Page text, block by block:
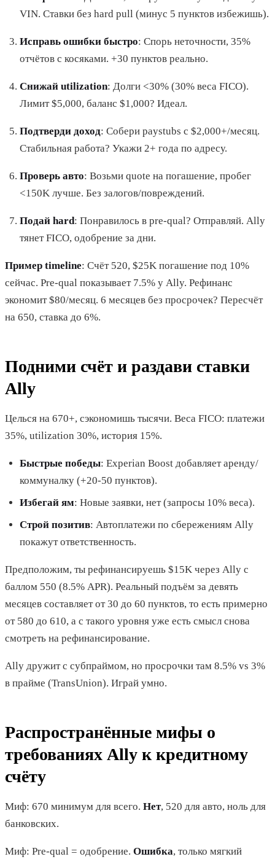
VIN. Ставки без hard pull (минус 5 пунктов избежишь).
Исправь ошибки быстро: Спорь неточности, 35%
отчётов с косяками. +30 пунктов реально.
Снижай utilization: Долги <30% (30% веса FICO).
Лимит $5,000, баланс $1,000? Идеал.
Подтверди доход: Собери paystubs с $2,000+/месяц.
Стабильная работа? Укажи 2+ года по адресу.
Проверь авто: Возьми quote на погашение, пробег
<150K лучше. Без залогов/повреждений.
Подай hard: Понравилось в pre-qual? Отправляй. Ally
тянет FICO, одобрение за дни.
Пример timeline: Счёт 520, $25K погашение под 10%
сейчас. Pre-qual показывает 7.5% у Ally. Рефинанс
экономит $80/месяц. 6 месяцев без просрочек? Пересчёт
на 650, ставка до 6%.
Подними счёт и раздави ставки
Ally
Целься на 670+, сэкономишь тысячи. Веса FICO: платежи
35%, utilization 30%, история 15%.
Быстрые победы: Experian Boost добавляет аренду/
коммуналку (+20-50 пунктов).
Избегай ям: Новые заявки, нет (запросы 10% веса).
Строй позитив: Автоплатежи по сбережениям Ally
покажут ответственность.
Предположим, ты рефинансируешь $15K через Ally с
баллом 550 (8.5% APR). Реальный подъём за девять
месяцев составляет от 30 до 60 пунктов, то есть примерно
от 580 до 610, а с такого уровня уже есть смысл снова
смотреть на рефинансирование.
Ally дружит с субпраймом, но просрочки там 8.5% vs 3%
в прайме (TransUnion). Играй умно.
Распространённые мифы о
требованиях Ally к кредитному
счёту
Миф: 670 минимум для всего. Нет, 520 для авто, ноль для
банковских.
Миф: Pre-qual = одобрение. Ошибка, только мягкий